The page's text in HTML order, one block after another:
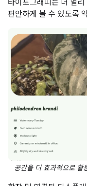
타이포그래피는 더 멀
편안하게 볼 수 있도록
공간을 더 효과적으로 활